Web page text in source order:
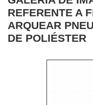
REFERENTE A
ARQUEAR
DE POLIÉSTER